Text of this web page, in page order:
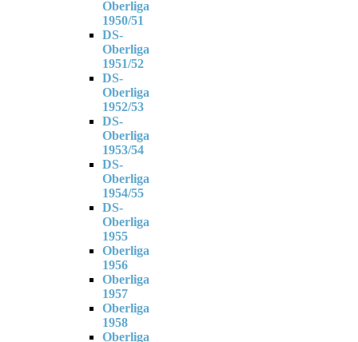
Oberliga
1950/51
DS-
Oberliga
1951/52
DS-
Oberliga
1952/53
DS-
Oberliga
1953/54
DS-
Oberliga
1954/55
DS-
Oberliga
1955
Oberliga
1956
Oberliga
1957
Oberliga
1958
Oberliga